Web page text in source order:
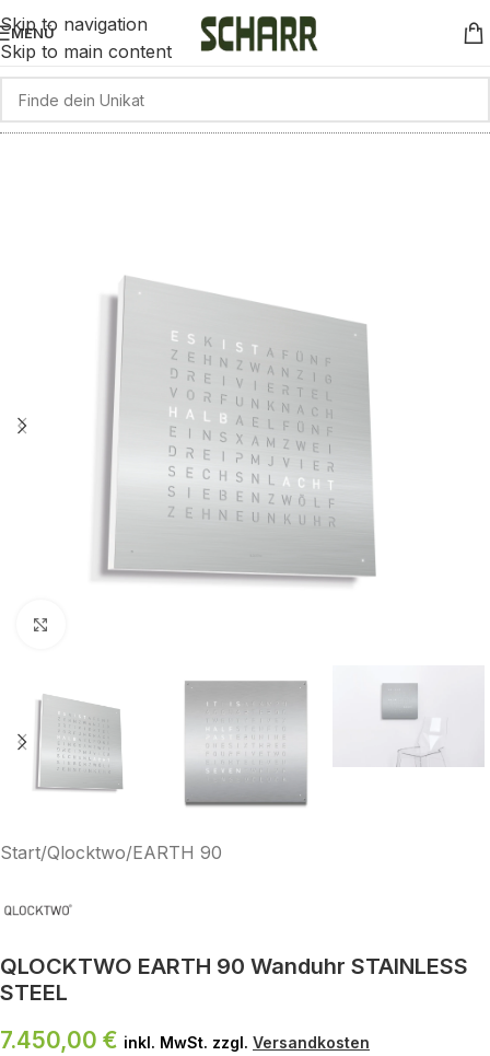
Skip to navigation
Skip to main content
MENÜ
Start/Qlocktwo/EARTH 90
QLOCKTWO EARTH 90 Wanduhr STAINLESS
STEEL
7.450,00 € inkl. MwSt. zzgl. Versandkosten